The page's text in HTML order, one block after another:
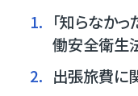
1. 「知らなか
働安全衛生
2. 出張旅費に